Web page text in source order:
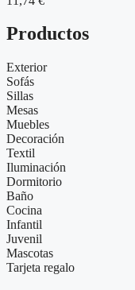
Productos
Exterior
Sofás
Sillas
Mesas
Muebles
Decoración
Textil
Iluminación
Dormitorio
Baño
Cocina
Infantil
Juvenil
Mascotas
Tarjeta regalo